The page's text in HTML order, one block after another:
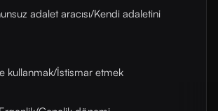
adalet aracısı/Kendi adaletini
kullanmak/İstismar etmek